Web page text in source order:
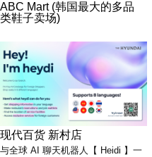
ABC Mart (韩国最大的多品
类鞋子卖场)
现代百货 新村店
与全球 AI 聊天机器人【 Heidi 】一